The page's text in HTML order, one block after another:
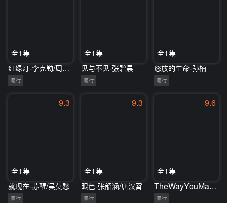
全1集
流行
全1集
见与不见-张碧晨
流行
全1集
怒放的生命-孙楠
流行
9.3
全1集
就现在-苏醒/吴莫愁
流行
9.3
全1集
眼色-张韶涵/唐汉霄
流行
9.6
全1集
流行